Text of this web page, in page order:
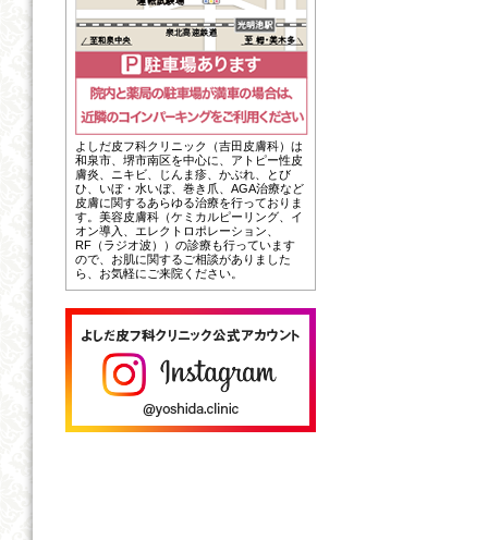
よしだ皮フ科クリニック（吉田皮膚科）は
和泉市、堺市南区を中心に、アトピー性皮
膚炎、ニキビ、じんま疹、かぶれ、とび
ひ、いぼ・水いぼ、巻き爪、AGA治療など
皮膚に関するあらゆる治療を行っておりま
す。美容皮膚科（ケミカルピーリング、イ
オン導入、エレクトロポレーション、
RF（ラジオ波））の診療も行っています
ので、お肌に関するご相談がありました
ら、お気軽にご来院ください。